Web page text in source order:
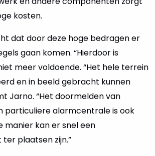
kosten.
dat door deze hoge bedragen er
gaan komen. “Hierdoor is
meer voldoende. “Het hele terrein
en in beeld gebracht kunnen
Jarno. “Het doormelden van
particuliere alarmcentrale is ook
manier kan er snel een
plaatsen zijn.”